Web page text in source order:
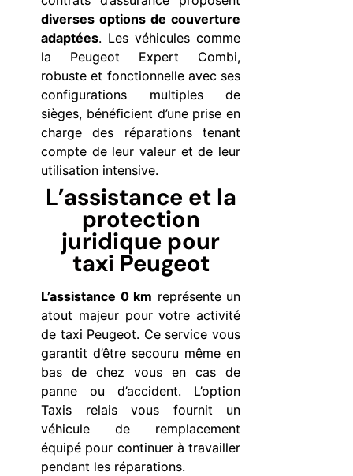
diverses options de couverture
adaptées. Les véhicules comme
la Peugeot Expert Combi,
robuste et fonctionnelle avec ses
configurations multiples de
sièges, bénéficient d’une prise en
charge des réparations tenant
compte de leur valeur et de leur
utilisation intensive.
L’assistance et la
protection
juridique pour
taxi Peugeot
L’assistance 0 km représente un
atout majeur pour votre activité
de taxi Peugeot. Ce service vous
garantit d’être secouru même en
bas de chez vous en cas de
panne ou d’accident. L’option
Taxis relais vous fournit un
véhicule de remplacement
équipé pour continuer à travailler
pendant les réparations.